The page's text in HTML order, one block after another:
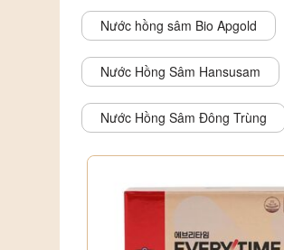
- Cải thiện tình trạng suy nhược
Nước hồng sâm Bio Apgold
Nước Hồng Sâm Hansusam
Nước Hồng Sâm Đông Trùng